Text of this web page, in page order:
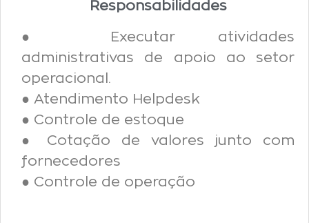
Responsabilidades
● Executar atividades
administrativas de apoio ao setor
operacional.
● Atendimento Helpdesk
● Controle de estoque
● Cotação de valores junto com
fornecedores
● Controle de operação